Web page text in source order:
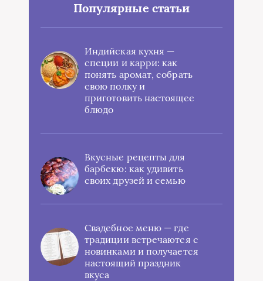
Популярные статьи
Индийская кухня —
специи и карри: как
понять аромат, собрать
свою полку и
приготовить настоящее
блюдо
Вкусные рецепты для
барбекю: как удивить
своих друзей и семью
Свадебное меню — где
традиции встречаются с
новинками и получается
настоящий праздник
вкуса